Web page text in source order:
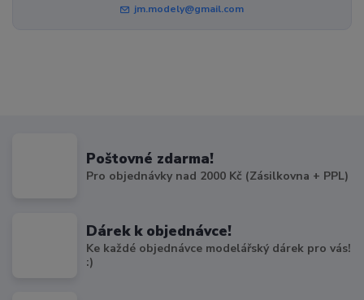
jm.modely@gmail.com
Poštovné zdarma!
Pro objednávky nad 2000 Kč (Zásilkovna + PPL)
Dárek k objednávce!
Ke každé objednávce modelářský dárek pro vás!
:)